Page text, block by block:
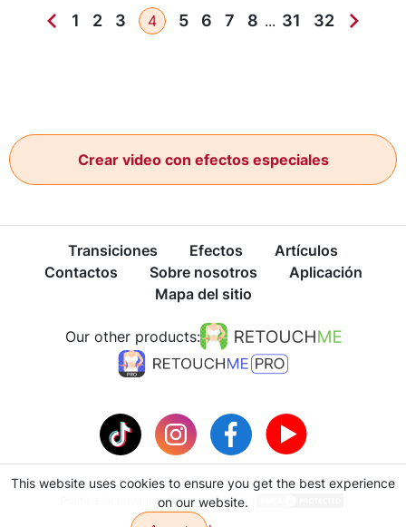
1 2 3 4 5 6 7 8 ... 31 32
Crear video con efectos especiales
Transiciones Efectos
Artículos
Contactos
Sobre nosotros
Aplicación
Mapa del sitio
Política de privacidadTérminos de Uso
Our other products:
This website uses cookies to ensure you get the best experience
on our website.